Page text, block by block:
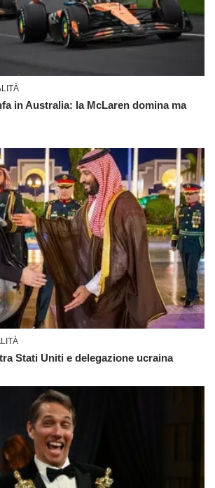
in Australia: la McLaren domina ma
Stati Uniti e delegazione ucraina